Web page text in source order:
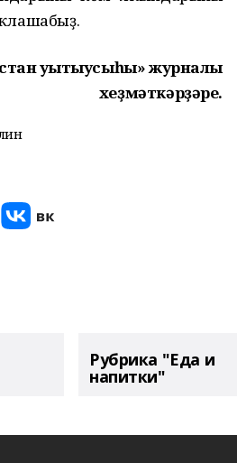
уҡытыусыһы» журналы
хеҙмәткәрҙәре.
Рубрика "Еда и
напитки"